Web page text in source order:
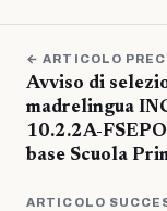
← ARTICOLO
Avviso di
madrelingua
10.2.2A-
base Scuola
ARTICOLO